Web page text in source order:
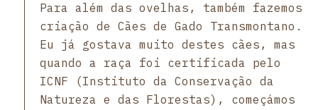
Para além das ovelhas, também fazemos
criação de Cães de Gado Transmontano.
Eu já gostava muito destes cães, mas
quando a raça foi certificada pelo
ICNF (Instituto da Conservação da
Natureza e das Florestas), começámos